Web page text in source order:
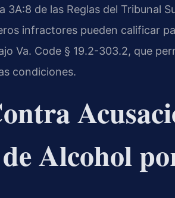
3A:8 de las Reglas del Tribunal
infractores pueden calificar
Va. Code § 19.2-303.2, que
condiciones.
Alcohol